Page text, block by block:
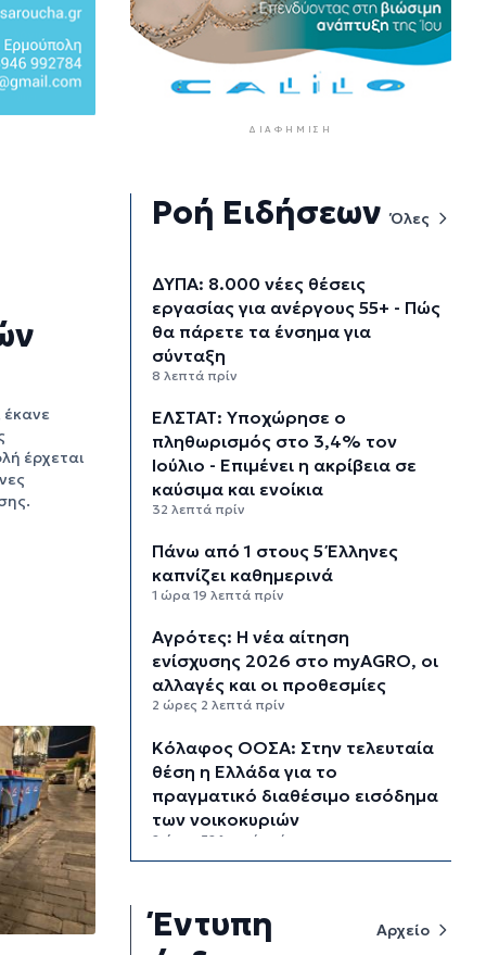
ΔΙΑΦΉΜΙΣΗ
έρχεται
Ροή Ειδήσεων Όλες
ΔΥΠΑ: 8.000 νέες θέσεις
εργασίας για ανέργους 55+ - Πώς
θα πάρετε τα ένσημα για
σύνταξη
8 λεπτά πρίν
ΕΛΣΤΑΤ: Υποχώρησε ο
πληθωρισμός στο 3,4% τον
Ιούλιο - Επιμένει η ακρίβεια σε
καύσιμα και ενοίκια
32 λεπτά πρίν
Πάνω από 1 στους 5 Έλληνες
καπνίζει καθημερινά
1 ώρα 19 λεπτά πρίν
Αγρότες: Η νέα αίτηση
ενίσχυσης 2026 στο myAGRO, οι
αλλαγές και οι προθεσμίες
2 ώρες 2 λεπτά πρίν
Κόλαφος ΟΟΣΑ: Στην τελευταία
θέση η Ελλάδα για το
πραγματικό διαθέσιμο εισόδημα
των νοικοκυριών
2 ώρες 52 λεπτά πρίν
Γεμάτα πλοία, λεωφορεία και
Έντυπη
Αρχείο